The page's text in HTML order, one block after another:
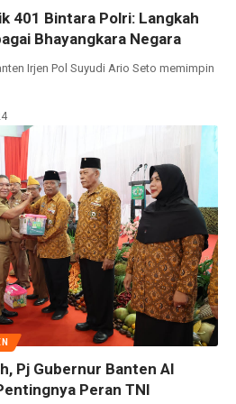
401 Bintara Polri: Langkah
Bhayangkara Negara
Irjen Pol Suyudi Ario Seto memimpin
Pj Gubernur Banten Al
Peran TNI